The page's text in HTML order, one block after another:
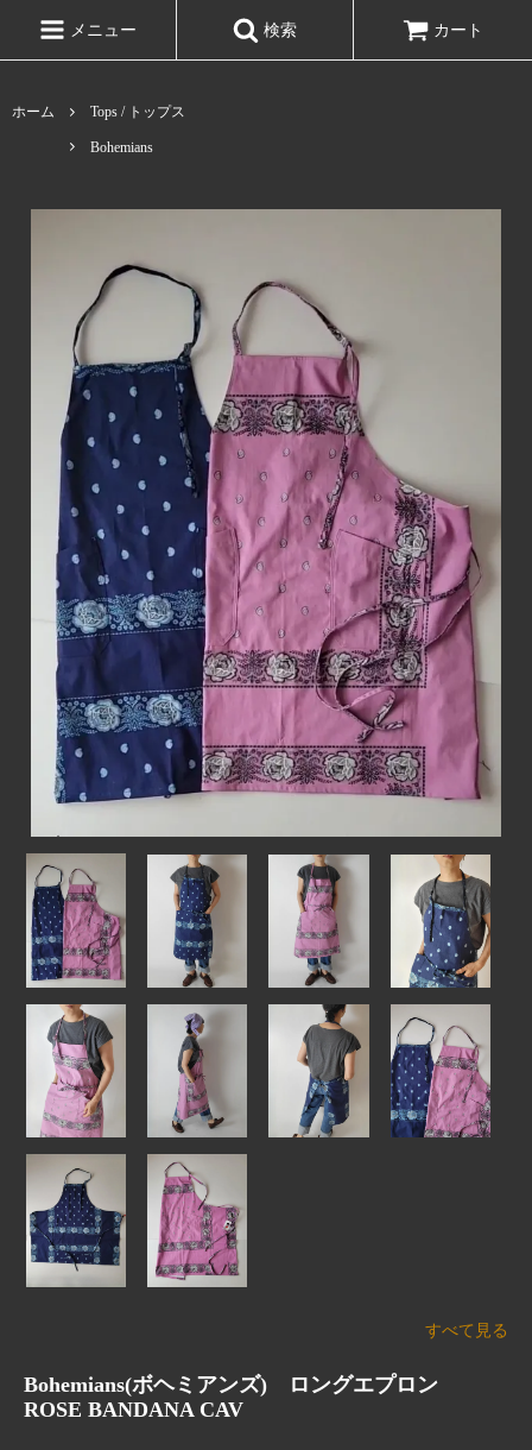
メニュー 検索 カート
ホーム Tops / トップス
Bohemians
すべて見る
Bohemians(ボヘミアンズ) ロングエプロン
ROSE BANDANA CAV